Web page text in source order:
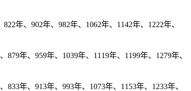
年、902年、982年、1062年、1142年、1222年、
年、959年、1039年、1119年、1199年、1279年、
年、913年、993年、1073年、1153年、1233年、